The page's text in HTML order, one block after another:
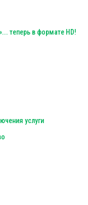
теперь в формате HD!
услуги